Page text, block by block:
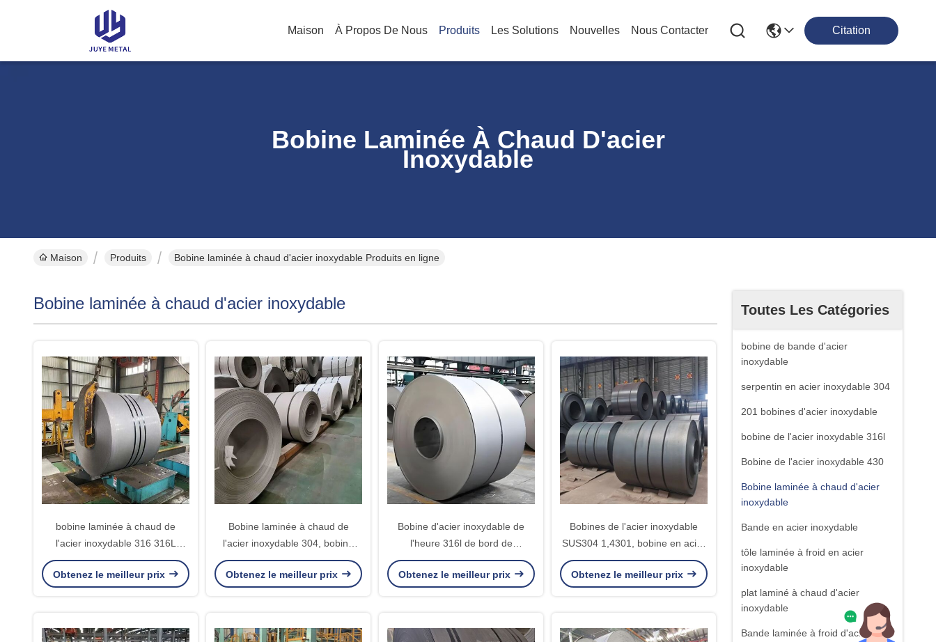
Maison À Propos De Nous Produits Les Solutions Nouvelles Nous Contacter Citation
Bobine Laminée À Chaud D'acier
Inoxydable
Maison Produits Bobine laminée à chaud d'acier inoxydable Produits en ligne
Toutes Les Catégories
bobine de bande d'acier
inoxydable
serpentin en acier inoxydable 304
201 bobines d'acier inoxydable
bobine de l'acier inoxydable 316l
Bobine de l'acier inoxydable 430
Bobine laminée à chaud d'acier
inoxydable
Bande en acier inoxydable
tôle laminée à froid en acier
inoxydable
plat laminé à chaud d'acier
inoxydable
Bande laminée à froid d'acier
Bobine laminée à chaud d'acier inoxydable
bobine laminée à chaud de
l'acier inoxydable 316 316L
finition de l'épaisseur NO.1 de 3 -
de 12mm
Obtenez le meilleur prix
Bobine laminée à chaud de
l'acier inoxydable 304, bobine
d'acier inoxydable du bord 304
de moulin
Obtenez le meilleur prix
Bobine d'acier inoxydable de
l'heure 316l de bord de
moulin finition de la largeur No.1
de 1030 - de 1550mm
Obtenez le meilleur prix
Bobines de l'acier inoxydable
SUS304 1,4301, bobine en acier
roulée épaisse de 2,68 - de
12mm
Obtenez le meilleur prix